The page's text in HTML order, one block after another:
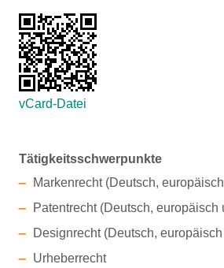
vCard-Datei
Tätigkeitsschwerpunkte
Markenrecht (Deutsch,
Patentrecht (Deutsch, europäisch
Designrecht (Deutsch,
Urheberrecht